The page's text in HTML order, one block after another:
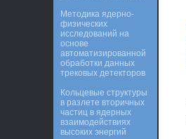
Методика ядерно-
физических
исследований на
основе
автоматизированной
обработки данных
трековых детекторов
Кольцевые структуры
в разлете вторичных
частиц в ядерных
взаимодействиях
высоких энергий